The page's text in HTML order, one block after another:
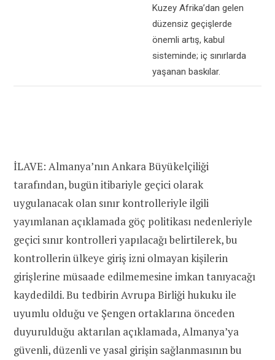
Kuzey Afrika’dan gelen
düzensiz geçişlerde
önemli artış, kabul
sisteminde; iç sınırlarda
yaşanan baskılar.
İLAVE: Almanya’nın Ankara Büyükelçiliği
tarafından, bugün itibariyle geçici olarak
uygulanacak olan sınır kontrolleriyle ilgili
yayımlanan açıklamada göç politikası nedenleriyle
geçici sınır kontrolleri yapılacağı belirtilerek, bu
kontrollerin ülkeye giriş izni olmayan kişilerin
girişlerine müsaade edilmemesine imkan tanıyacağı
kaydedildi. Bu tedbirin Avrupa Birliği hukuku ile
uyumlu olduğu ve Şengen ortaklarına önceden
duyurulduğu aktarılan açıklamada, Almanya’ya
güvenli, düzenli ve yasal girişin sağlanmasının bu